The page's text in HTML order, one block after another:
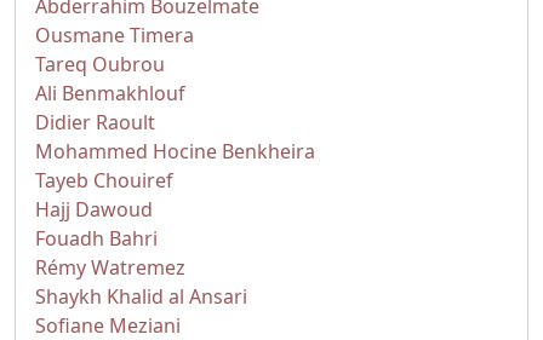
Abderrahim Bouzelmate
Ousmane Timera
Tareq Oubrou
Ali Benmakhlouf
Didier Raoult
Mohammed Hocine Benkheira
Tayeb Chouiref
Hajj Dawoud
Fouadh Bahri
Rémy Watremez
Shaykh Khalid al Ansari
Sofiane Meziani